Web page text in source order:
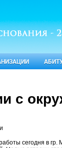
с
сегодня в